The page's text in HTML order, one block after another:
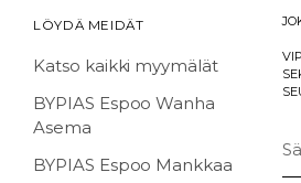
LÖYDÄ MEIDÄT
Katso kaikki myymälät
BYPIAS Espoo Wanha
Asema
BYPIAS Espoo Mankkaa